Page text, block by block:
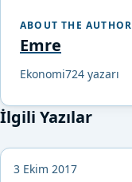
ABOUT THE AUTHOR
Emre
Ekonomi724 yazarı
İlgili Yazılar
3 Ekim 2017